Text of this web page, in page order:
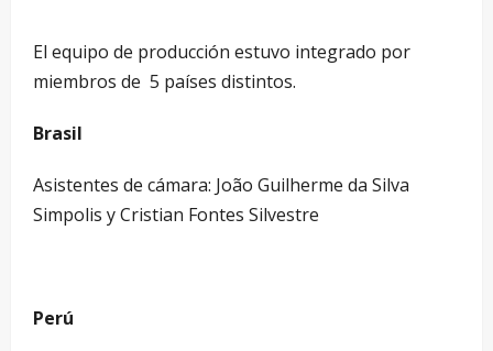
El equipo de producción estuvo integrado por
miembros de 5 países distintos.
Brasil
Asistentes de cámara: João Guilherme da Silva
Simpolis y Cristian Fontes Silvestre
Perú